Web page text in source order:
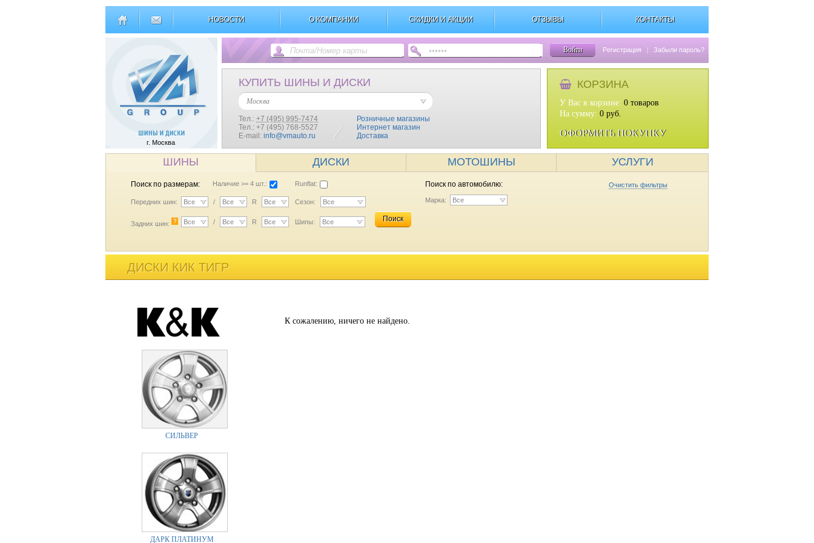
НОВОСТИ О КОМПАНИИ СКИДКИ И АКЦИИ ОТЗЫВЫ КОНТАКТЫ
г. Москва
Войти Регистрация | Забыли пароль?
КУПИТЬ ШИНЫ И ДИСКИ
Москва
Тел.: +7 (495) 995-7474
Тел.: +7 (495) 768-5527
E-mail: info@vmauto.ru
Розничные магазины
Интернет магазин
Доставка
КОРЗИНА
У Вас в корзине: 0 товаров
На сумму: 0 руб.
ОФОРМИТЬ ПОКУПКУ
ШИНЫ ДИСКИ МОТОШИНЫ УСЛУГИ
Поиск по размерам: Наличие >= 4 шт.: Runflat:
Передних шин: Все / Все R Все Сезон: Все
Задних шин: ? Все / Все R Все Шипы: Все Поиск
Поиск по автомобилю: Очистить фильтры
Марка: Все
ДИСКИ КИК ТИГР
СИЛЬВЕР
ДАРК ПЛАТИНУМ
К сожалению, ничего не найдено.